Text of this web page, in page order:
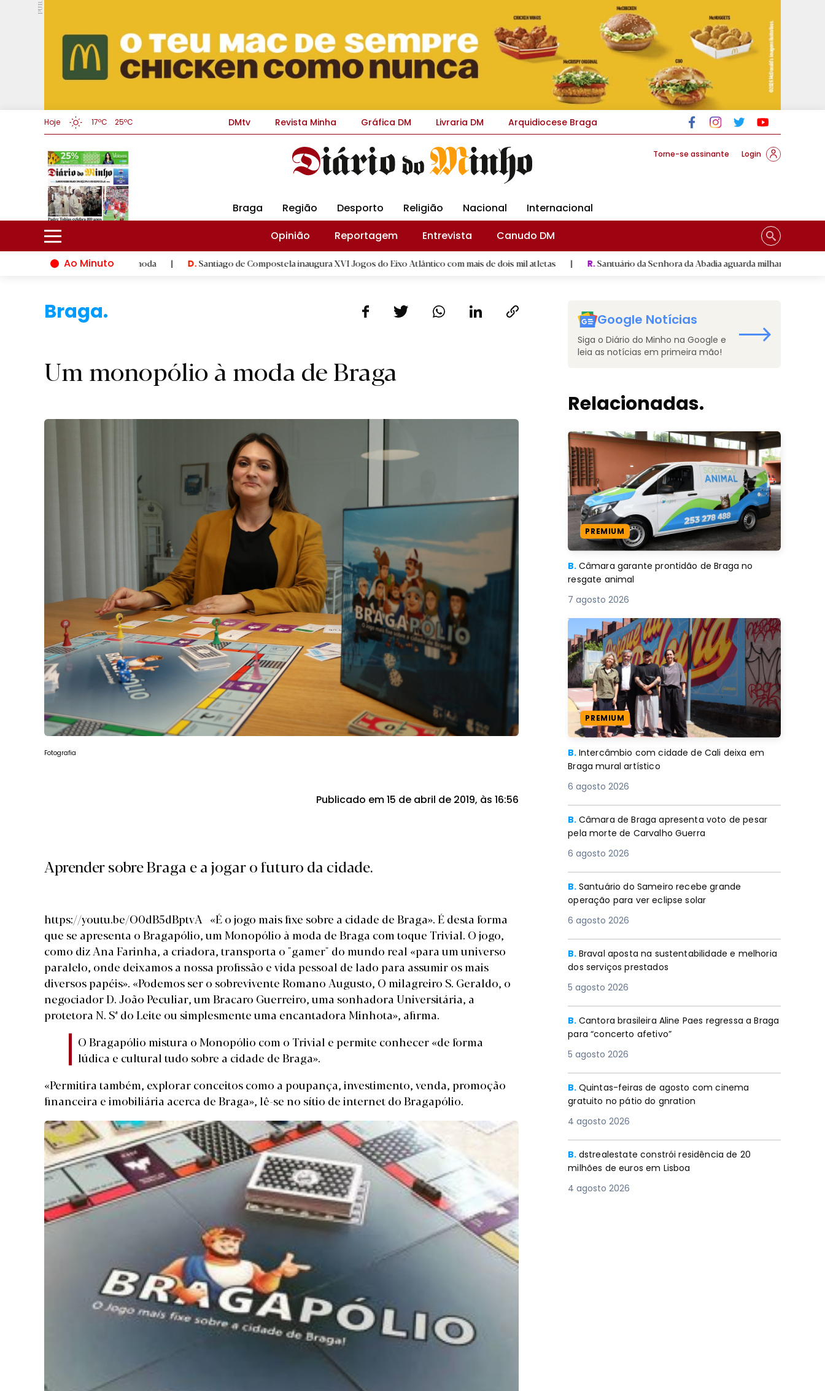
PUB.
Hoje 17ºC 25ºC DMtv Revista Minha Gráfica DM Livraria DM Arquidiocese Braga
Torne-se assinante Login
Braga Região Desporto Religião Nacional
Internacional
Opinião
Reportagem Entrevista
Canudo DM
Ao Minuto
do mundo da moda | D. Santiago de Compostela inaugura XVI Jogos do Eixo Atlântico com mais de dois mil atletas | R.Santuário da Senhora da Abadia aguarda milhares de peregrinos na grande
Brag
Um monopólio à moda de Braga
Fotografia
Publicado em 15 de abril de 2019, às 16:56
Aprender sobre Braga e a jogar o futuro da cidade.
https://youtu.be/O0dB5dBptvA «É o jogo mais fixe sobre a cidade de Braga». É desta forma
que se apresenta o Bragapólio, um Monopólio à moda de Braga com toque Trivial. O jogo,
como diz Ana Farinha, a criadora, transporta o "gamer" do mundo real «para um universo
paralelo, onde deixamos a nossa profissão e vida pessoal de lado para assumir os mais
diversos papéis». «Podemos ser o sobrevivente Romano Augusto, O milagreiro S. Geraldo, o
negociador D. João Peculiar, um Bracaro Guerreiro, uma sonhadora Universitária, a
protetora N. Sª do Leite ou simplesmente uma encantadora Minhota», afirma.
O Bragapólio mistura o Monopólio com o Trivial e permite conhecer «de forma
lúdica e cultural tudo sobre a cidade de Braga».
«Permitira também, explorar conceitos como a poupança, investimento, venda, promoção
financeira e imobiliária acerca de Braga», lê-se no sítio de internet do Bragapólio.
Google Notícias
Siga o Diário do Minho na Google e
leia as notícias em primeira mão!
Relacionadas.
PREMIUM
B. Câmara garante prontidão de Braga no
resgate animal
7 agosto 2026
PREMIUM
B. Intercâmbio com cidade de Cali deixa em
Braga mural artístico
6 agosto 2026
B. Câmara de Braga apresenta voto de pesar
pela morte de Carvalho Guerra
6 agosto 2026
B. Santuário do Sameiro recebe grande
operação para ver eclipse solar
6 agosto 2026
B. Braval aposta na sustentabilidade e melhoria
dos serviços prestados
5 agosto 2026
B. Cantora brasileira Aline Paes regressa a Braga
para “concerto afetivo”
5 agosto 2026
B. Quintas-feiras de agosto com cinema
gratuito no pátio do gnration
4 agosto 2026
B. dstrealestate constrói residência de 20
milhões de euros em Lisboa
4 agosto 2026